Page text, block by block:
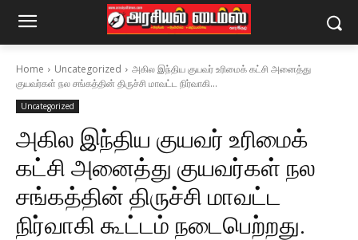
Home Uncategorized
அகில இந்திய குயவர் உரிமைக் கட்சி அனைத்து
குயவர்கள் நல சங்கத்தின் திருச்சி மாவட்ட நிர்வாகி...
Uncategorized
அகில இந்திய குயவர் உரிமைக்
கட்சி அனைத்து குயவர்கள் நல
சங்கத்தின் திருச்சி மாவட்ட
நிர்வாகி கூட்டம் நடைபெற்றது.